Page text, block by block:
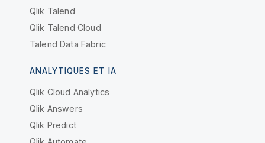
Qlik Talend
Qlik Talend Cloud
Talend Data Fabric
ANALYTIQUES ET IA
Qlik Cloud Analytics
Qlik Answers
Qlik Predict